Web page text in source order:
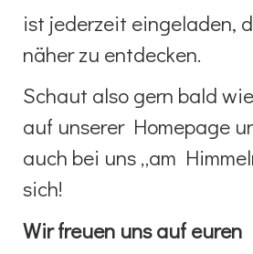
ist jederzeit eingeladen,
näher zu entdecken.
Schaut also gern bald
auf unserer Homepage
auch bei uns „am
sich!
Wir freuen uns auf euren